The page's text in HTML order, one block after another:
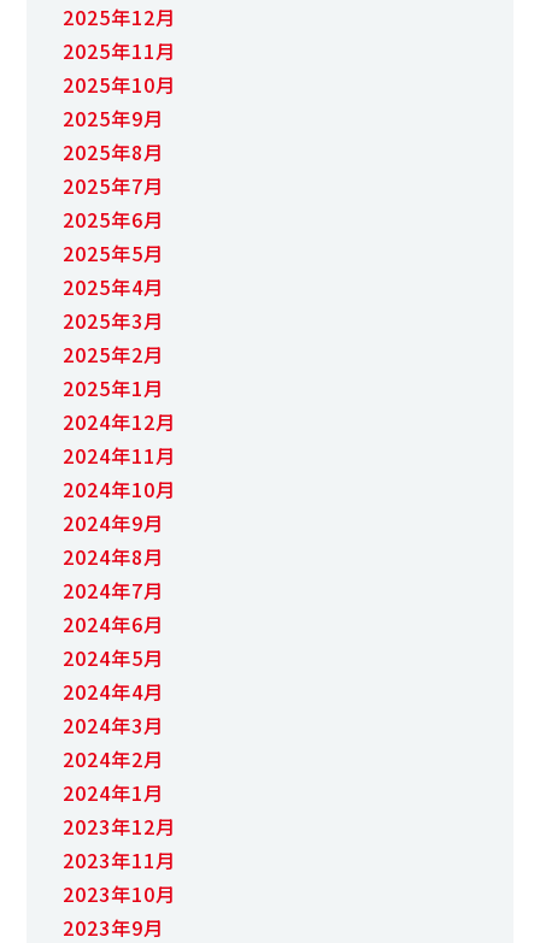
2025年12月
2025年11月
2025年10月
2025年9月
2025年8月
2025年7月
2025年6月
2025年5月
2025年4月
2025年3月
2025年2月
2025年1月
2024年12月
2024年11月
2024年10月
2024年9月
2024年8月
2024年7月
2024年6月
2024年5月
2024年4月
2024年3月
2024年2月
2024年1月
2023年12月
2023年11月
2023年10月
2023年9月